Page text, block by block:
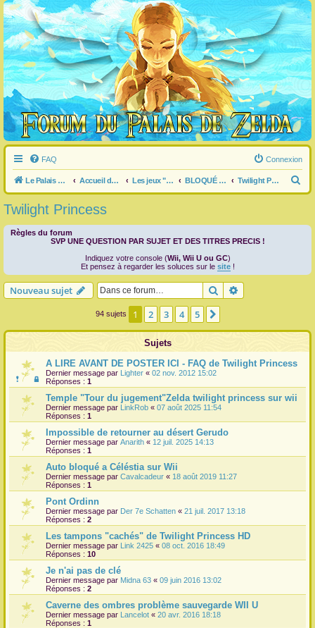
FAQ Connexion
Le Palais de Zelda Accueil du forum Les jeux "Legend of Zelda" BLOQUÉ dans un jeu ? Twilight Princess
e
r
Twilight Princess
Règles du forum
SVP UNE QUESTION PAR SUJET ET DES TITRES PRECIS !
Indiquez votre console (Wii, Wii U ou GC)
Et pensez à regarder les soluces sur le site!
Nouveau sujet Rechercher
94 sujets 1 2 3 4 5
Sujets
A LIRE AVANT DE POSTER ICI - FAQ de Twilight Princess
Dernier message par Lighter « 02 nov. 2012 15:02
Réponses : 1
Temple "Tour du jugement"Zelda twilight princess sur wii
Dernier message par LinkRob « 07 août 2025 11:54
Réponses : 1
Impossible de retourner au désert Gerudo
Dernier message par Anarith « 12 juil. 2025 14:13
Réponses : 1
Auto bloqué a Céléstia sur Wii
Dernier message par Cavalcadeur « 18 août 2019 11:27
Réponses : 1
Pont Ordinn
Dernier message par Der 7e Schatten « 21 juil. 2017 13:18
Réponses : 2
Les tampons "cachés" de Twilight Princess HD
Dernier message par Link 2425 « 08 oct. 2016 18:49
Réponses : 10
Je n'ai pas de clé
Dernier message par Midna 63 « 09 juin 2016 13:02
Réponses : 2
Caverne des ombres problème sauvegarde WII U
Dernier message par Lancelot « 20 avr. 2016 18:18
Réponses : 1